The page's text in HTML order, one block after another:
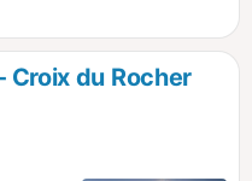
seltenen
die Straße
Brücke führt. Auf dem
de la Garde vorbei,
Saint-Étienne de
Croix du Rocher